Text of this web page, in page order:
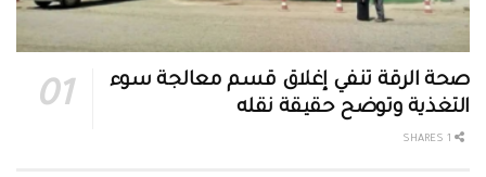
صحة الرقة تنفي إغلاق قسم معالجة سوء
التغذية وتوضح حقيقة نقله